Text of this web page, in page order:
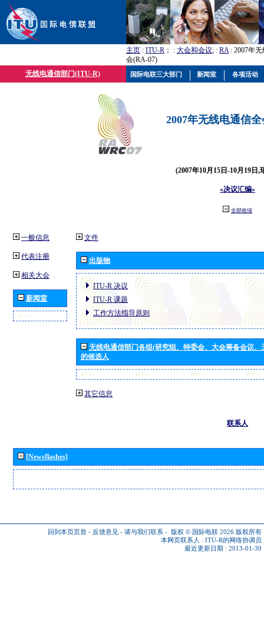
主页 : ITU-R ； : 大会和会议; : RA: 2007年
会(RA-07)
无线电通信部门(ITU-R)
2007年无线电通信
(2007年10月15日-10月19日,
«决议汇编»
全部收缩
一般信息
代表注册
相关大会
新闻室
文件
出版物
ITU-R 决议
ITU-R 课题
工作方法指导原则
无线电通信部门各组(研究组、特委会、大会筹备会议
的候选人
其它信息
联系人
[Newsflashes]
回到本页页首 - 反馈意见 - 请与我们联系 - 版权 © 国际电联 2026 版权所有
本网页联系人 : ITU-R的网络协调员
最近更新日期 : 2013-01-30
国际电联三大部门 新闻室 各项活动